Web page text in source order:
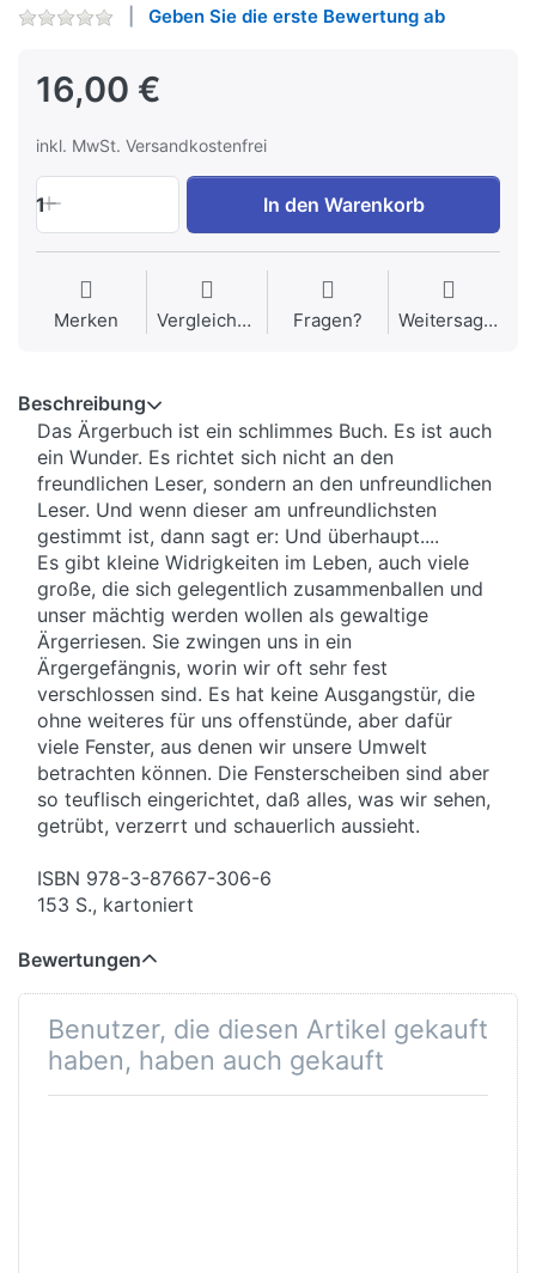
Geben Sie die erste Bewertung ab
16,00 €
inkl. MwSt. Versandkostenfrei
1 In den Warenkorb
Merken Vergleichen Fragen? Weitersagen
Beschreibung
Das Ärgerbuch ist ein schlimmes Buch. Es ist auch
ein Wunder. Es richtet sich nicht an den
freundlichen Leser, sondern an den unfreundlichen
Leser. Und wenn dieser am unfreundlichsten
gestimmt ist, dann sagt er: Und überhaupt....
Es gibt kleine Widrigkeiten im Leben, auch viele
große, die sich gelegentlich zusammenballen und
unser mächtig werden wollen als gewaltige
Ärgerriesen. Sie zwingen uns in ein
Ärgergefängnis, worin wir oft sehr fest
verschlossen sind. Es hat keine Ausgangstür, die
ohne weiteres für uns offenstünde, aber dafür
viele Fenster, aus denen wir unsere Umwelt
betrachten können. Die Fensterscheiben sind aber
so teuflisch eingerichtet, daß alles, was wir sehen,
getrübt, verzerrt und schauerlich aussieht.
ISBN 978-3-87667-306-6
153 S., kartoniert
Bewertungen
Benutzer, die diesen Artikel gekauft
haben, haben auch gekauft